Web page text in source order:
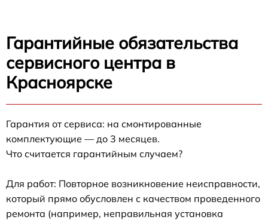
Гарантийные обязательства
сервисного центра в
Красноярске
Гарантия от сервиса: на смонтированные
комплектующие — до 3 месяцев.
Что считается гарантийным случаем?
Для работ: Повторное возникновение неисправности,
который прямо обусловлен с качеством проведенного
ремонта (например, неправильная установка